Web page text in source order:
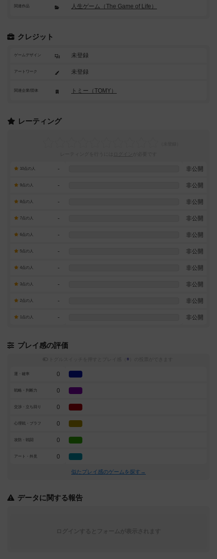
関連作品 人生ゲーム（The Game of Life）
クレジット
ゲームデザイン 未登録
アートワーク 未登録
関連企業/団体 トミー（TOMY）
レーティング
10点の人 - 非公開
9点の人 - 非公開
8点の人 - 非公開
7点の人 - 非公開
6点の人 - 非公開
5点の人 - 非公開
4点の人 - 非公開
3点の人 - 非公開
2点の人 - 非公開
1点の人 - 非公開
プレイ感の評価
※
運・確率 0
戦略・判断力 0
交渉・立ち回り 0
心理戦・ブラフ 0
攻防・戦闘 0
アート・外見 0
似たプレイ感のゲームを探す→
データに関する報告